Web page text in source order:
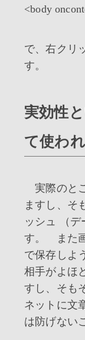
<body
で、右クリ
す。
実効性
て使わ
実際のと
ますし、そ
ッシュ （
す。 また
で保存しよ
相手がよほ
すし、そも
ネットに文
は防げない